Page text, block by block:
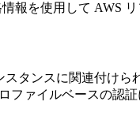
を使用して AWS
スタンスに関連付け
ファイルベースの認